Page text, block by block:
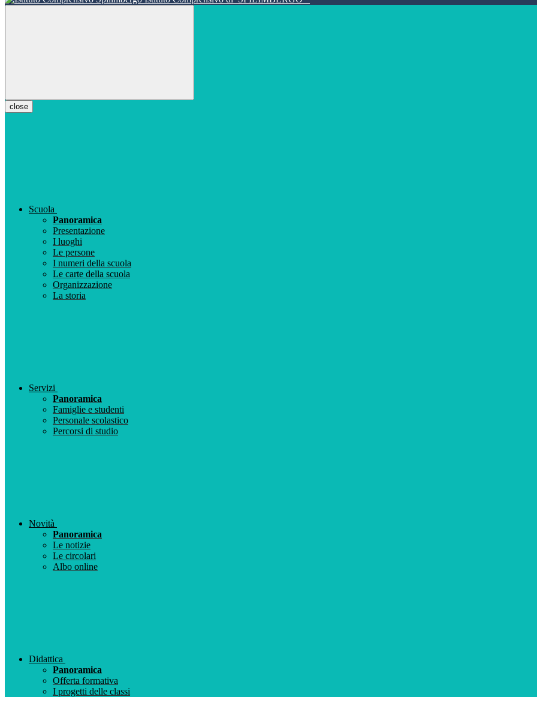
close
Scuola
Panoramica
Presentazione
I luoghi
Le persone
I numeri della scuola
Le carte della scuola
Organizzazione
La storia
Servizi
Panoramica
Famiglie e studenti
Personale scolastico
Percorsi di studio
Novità
Panoramica
Le notizie
Le circolari
Albo online
Didattica
Panoramica
Offerta formativa
I progetti delle classi